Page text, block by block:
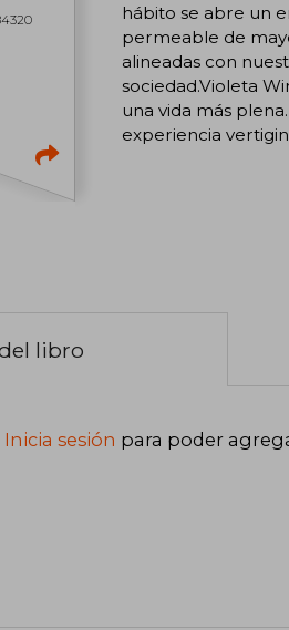
hábito se abre un
permeable de
alineadas con
sociedad.Violeta
una vida más
experiencia
libro
Inicia sesión para poder